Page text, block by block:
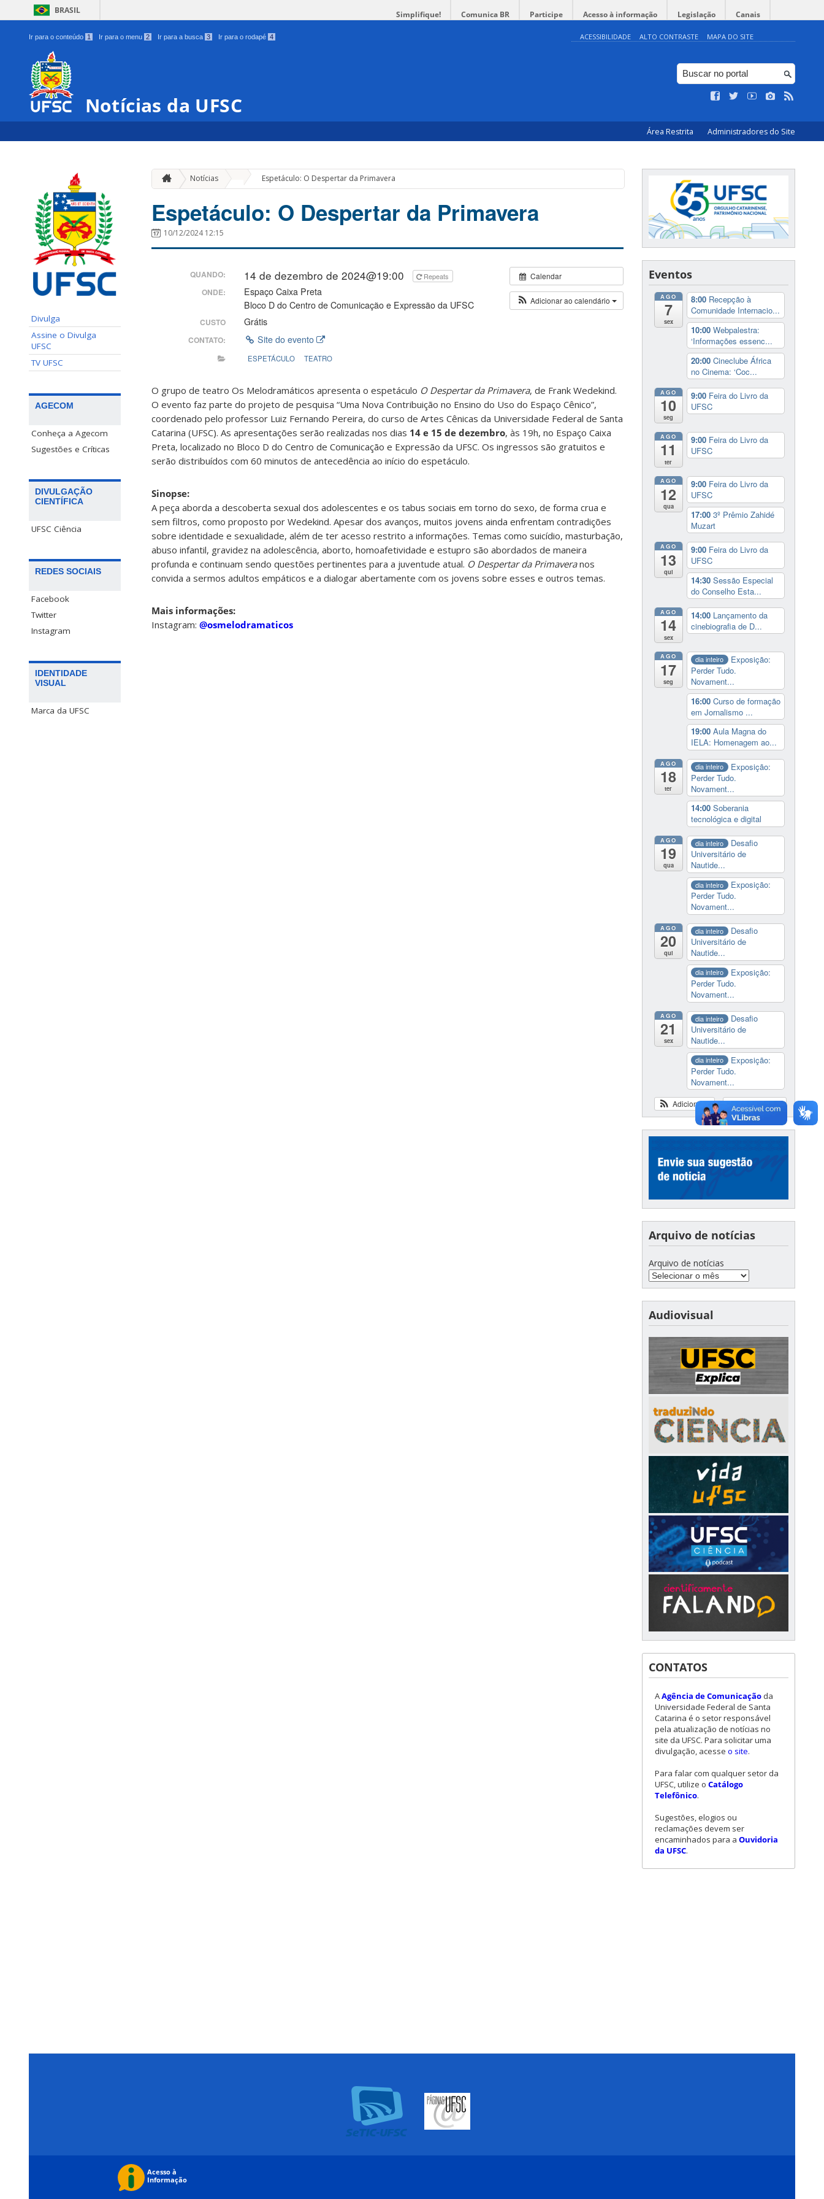
BRASIL Simplifique! Comunica BR Participe Acesso à informação Legislação Canais
Ir para o conteúdo 1 Ir para o menu 2 Ir para a busca 3 Ir para o rodapé 4 ACESSIBILIDADE ALTO CONTRASTE MAPA DO SITE
Notícias da UFSC
Área Restrita Administradores do Site
Divulga
Assine o Divulga
UFSC
TV UFSC
AGECOM
Conheça a Agecom
Sugestões e Críticas
DIVULGAÇÃO
CIENTÍFICA
UFSC Ciência
REDES SOCIAIS
Facebook
Twitter
Instagram
IDENTIDADE
VISUAL
Marca da UFSC
Notícias Espetáculo: O Despertar da Primavera
Espetáculo: O Despertar da Primavera
10/12/2024 12:15
Calendar
Adicionar ao calendário
QUANDO: 14 de dezembro de 2024@19:00 Repeats
ONDE:
Espaço Caixa Preta
Bloco D do Centro de Comunicação e Expressão da UFSC
CUSTO Grátis
CONTATO: Site do evento
ESPETÁCULO TEATRO
O grupo de teatro Os Melodramáticos apresenta o espetáculo O Despertar da Primavera, de Frank Wedekind.
O evento faz parte do projeto de pesquisa “Uma Nova Contribuição no Ensino do Uso do Espaço Cênico”,
coordenado pelo professor Luiz Fernando Pereira, do curso de Artes Cênicas da Universidade Federal de Santa
Catarina (UFSC). As apresentações serão realizadas nos dias 14 e 15 de dezembro, às 19h, no Espaço Caixa
Preta, localizado no Bloco D do Centro de Comunicação e Expressão da UFSC. Os ingressos são gratuitos e
serão distribuídos com 60 minutos de antecedência ao início do espetáculo.
Sinopse:
A peça aborda a descoberta sexual dos adolescentes e os tabus sociais em torno do sexo, de forma crua e
sem filtros, como proposto por Wedekind. Apesar dos avanços, muitos jovens ainda enfrentam contradições
sobre identidade e sexualidade, além de ter acesso restrito a informações. Temas como suicídio, masturbação,
abuso infantil, gravidez na adolescência, aborto, homoafetividade e estupro são abordados de maneira
profunda e continuam sendo questões pertinentes para a juventude atual. O Despertar da Primaveranos
convida a sermos adultos empáticos e a dialogar abertamente com os jovens sobre esses e outros temas.
Mais informações:
Instagram: @osmelodramaticos
Eventos
AGO
7
sex
8:00 Recepção à
Comunidade Internacio...
10:00 Webpalestra:
‘Informações essenc...
20:00 Cineclube África
no Cinema: ‘Coc...
AGO
10
seg
9:00 Feira do Livro da
UFSC
AGO
11
ter
9:00 Feira do Livro da
UFSC
AGO
12
qua
9:00 Feira do Livro da
UFSC
17:00 3º Prêmio Zahidé
Muzart
AGO
13
qui
9:00 Feira do Livro da
UFSC
14:30 Sessão Especial
do Conselho Esta...
AGO
14
sex
14:00 Lançamento da
cinebiografia de D...
AGO
17
seg
dia inteiro
Exposição:
Perder Tudo.
Novament...
16:00 Curso de formação
em Jornalismo ...
19:00 Aula Magna do
IELA: Homenagem ao...
AGO
18
ter
dia inteiro
Exposição:
Perder Tudo.
Novament...
14:00 Soberania
tecnológica e digital
AGO
19
qua
dia inteiro
Desafio
Universitário de
Nautide...
dia inteiro
Exposição:
Perder Tudo.
Novament...
AGO
20
qui
dia inteiro
Desafio
Universitário de
Nautide...
dia inteiro
Exposição:
Perder Tudo.
Novament...
AGO
21
sex
dia inteiro
Desafio
Universitário de
Nautide...
dia inteiro
Exposição:
Perder Tudo.
Novament...
Ver calendário
Adicionar
Arquivo de notícias
Arquivo de notícias
Audiovisual
CONTATOS
AAgência de Comunicação da
Universidade Federal de Santa
Catarina é o setor responsável
pela atualização de notícias no
site da UFSC. Para solicitar uma
divulgação, acesse o site.
Para falar com qualquer setor da
UFSC, utilize o Catálogo
Telefônico.
Sugestões, elogios ou
reclamações devem ser
encaminhados para a Ouvidoria
da UFSC.